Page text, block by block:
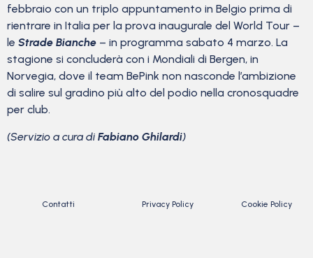
febbraio con un triplo appuntamento in Belgio prima di
rientrare in Italia per la prova inaugurale del World Tour –
le Strade Bianche – in programma sabato 4 marzo. La
stagione si concluderà con i Mondiali di Bergen, in
Norvegia, dove il team BePink non nasconde l’ambizione
di salire sul gradino più alto del podio nella cronosquadre
per club.
(Servizio a cura di Fabiano Ghilardi)
Contatti Privacy Policy Cookie Policy